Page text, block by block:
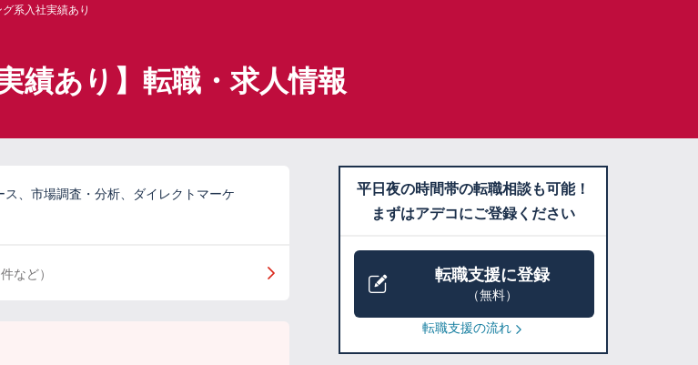
系入社実績あり
績あり】転職・求人情報
、市場調査・分析、ダイレクトマーケ
など）
平日夜の時間帯の転職相談も可能！
まずはアデコにご登録ください
転職支援に登録
（無料）
転職支援の流れ